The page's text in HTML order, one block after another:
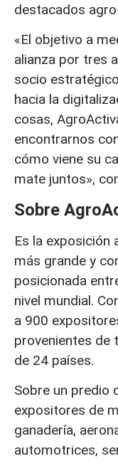
destacados
«El objetivo a
alianza por tres
socio
hacia la
cosas,
encontrarnos
cómo viene su
mate juntos»,
Sobre
Es la exposición
más grande y
posicionada
nivel mundial.
a 900
provenientes de
de 24 países.
Sobre un predio
expositores de
ganadería,
automotrices,